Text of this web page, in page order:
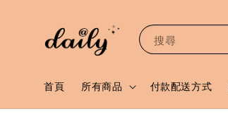
搜尋
首頁 所有商品 付款配送方式